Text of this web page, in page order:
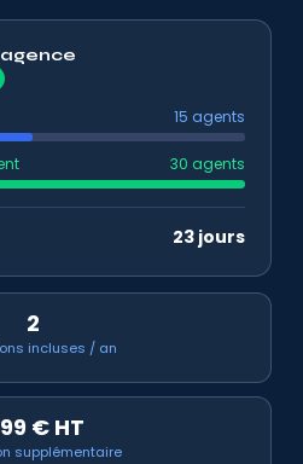
15 agents
30 agents
23 jours
2
incluses / an
€ HT
supplémentaire